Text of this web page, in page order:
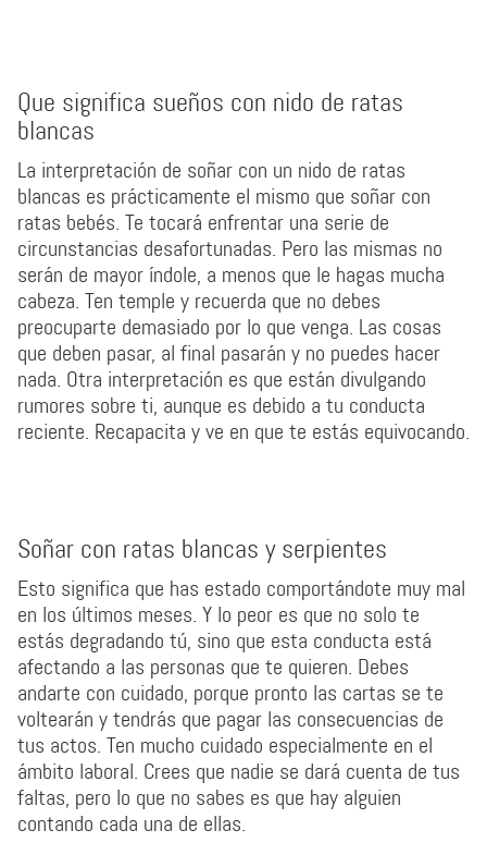
Que significa sueños con nido de ratas
blancas
La interpretación de soñar con un nido de ratas
blancas es prácticamente el mismo que soñar con
ratas bebés. Te tocará enfrentar una serie de
circunstancias desafortunadas. Pero las mismas no
serán de mayor índole, a menos que le hagas mucha
cabeza. Ten temple y recuerda que no debes
preocuparte demasiado por lo que venga. Las cosas
que deben pasar, al final pasarán y no puedes hacer
nada. Otra interpretación es que están divulgando
rumores sobre ti, aunque es debido a tu conducta
reciente. Recapacita y ve en que te estás equivocando.
Soñar con ratas blancas y serpientes
Esto significa que has estado comportándote muy mal
en los últimos meses. Y lo peor es que no solo te
estás degradando tú, sino que esta conducta está
afectando a las personas que te quieren. Debes
andarte con cuidado, porque pronto las cartas se te
voltearán y tendrás que pagar las consecuencias de
tus actos. Ten mucho cuidado especialmente en el
ámbito laboral. Crees que nadie se dará cuenta de tus
faltas, pero lo que no sabes es que hay alguien
contando cada una de ellas.